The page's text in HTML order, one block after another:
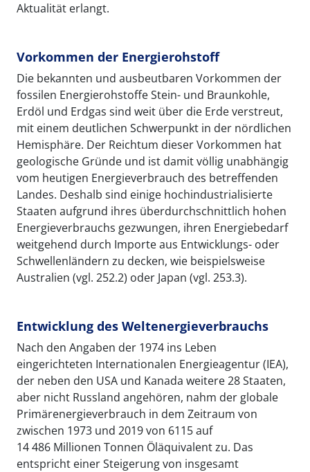
Aktualität erlangt.
Vorkommen der Energierohstoff
Die bekannten und ausbeutbaren Vorkommen der
fossilen Energierohstoffe Stein- und Braunkohle,
Erdöl und Erdgas sind weit über die Erde verstreut,
mit einem deutlichen Schwerpunkt in der nördlichen
Hemisphäre. Der Reichtum dieser Vorkommen hat
geologische Gründe und ist damit völlig unabhängig
vom heutigen Energieverbrauch des betreffenden
Landes. Deshalb sind einige hochindustrialisierte
Staaten aufgrund ihres überdurchschnittlich hohen
Energieverbrauchs gezwungen, ihren Energiebedarf
weitgehend durch Importe aus Entwicklungs- oder
Schwellenländern zu decken, wie beispielsweise
Australien (vgl. 252.2) oder Japan (vgl. 253.3).
Entwicklung des Weltenergieverbrauchs
Nach den Angaben der 1974 ins Leben
eingerichteten Internationalen Energieagentur (IEA),
der neben den USA und Kanada weitere 28 Staaten,
aber nicht Russland angehören, nahm der globale
Primärenergieverbrauch in dem Zeitraum von
zwischen 1973 und 2019 von 6115 auf
14 486 Millionen Tonnen Öläquivalent zu. Das
entspricht einer Steigerung von insgesamt